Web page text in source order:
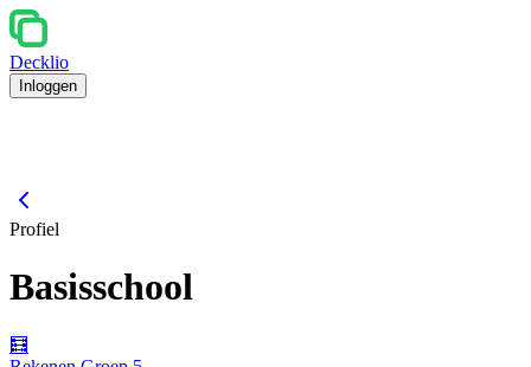
Decklio
Inloggen
Profiel
Basisschool
🧮